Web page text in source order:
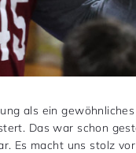
als ein
Das war schon
Es macht uns stolz